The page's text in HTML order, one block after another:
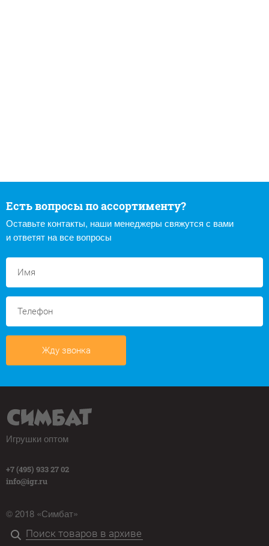
Есть вопросы по ассортименту?
Оставьте контакты, наши менеджеры свяжутся с вами
и ответят на все вопросы
Жду звонка
Игрушки оптом
+7 (495) 933 27 02
info@igr.ru
© 2018 «Симбат»